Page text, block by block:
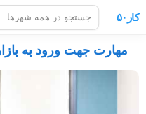
کار۵۰
مهارت جهت ورود به